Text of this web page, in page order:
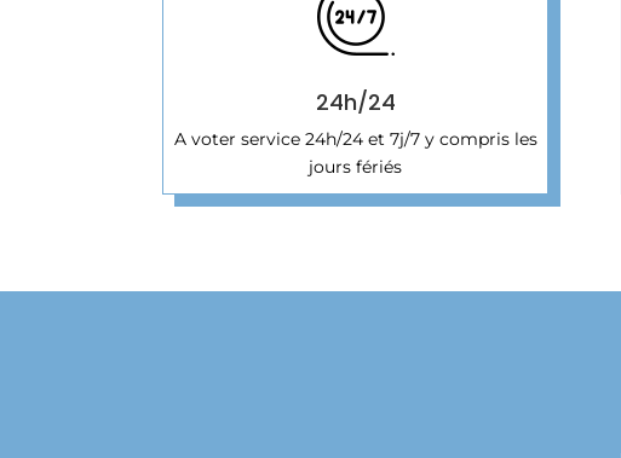
24h/24
A voter service 24h/24 et 7j/7 y compris les
jours fériés